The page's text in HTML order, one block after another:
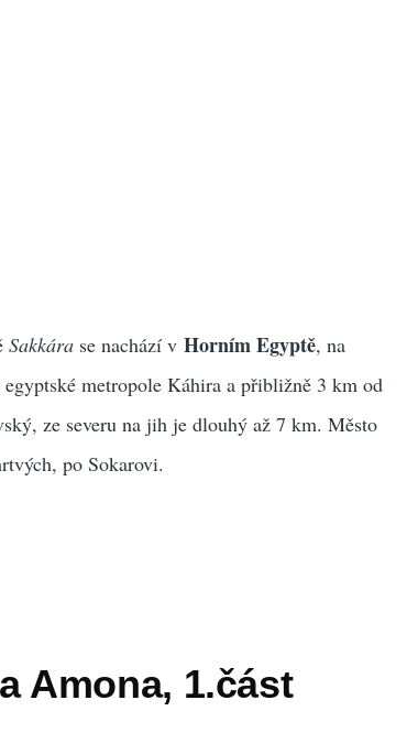
Sakkára se nachází vHorním Egyptě, na
metropole Káhira a přibližně 3 km od
ze severu na jih je dlouhý až 7 km. Město
po Sokarovi.
Amona, 1.část